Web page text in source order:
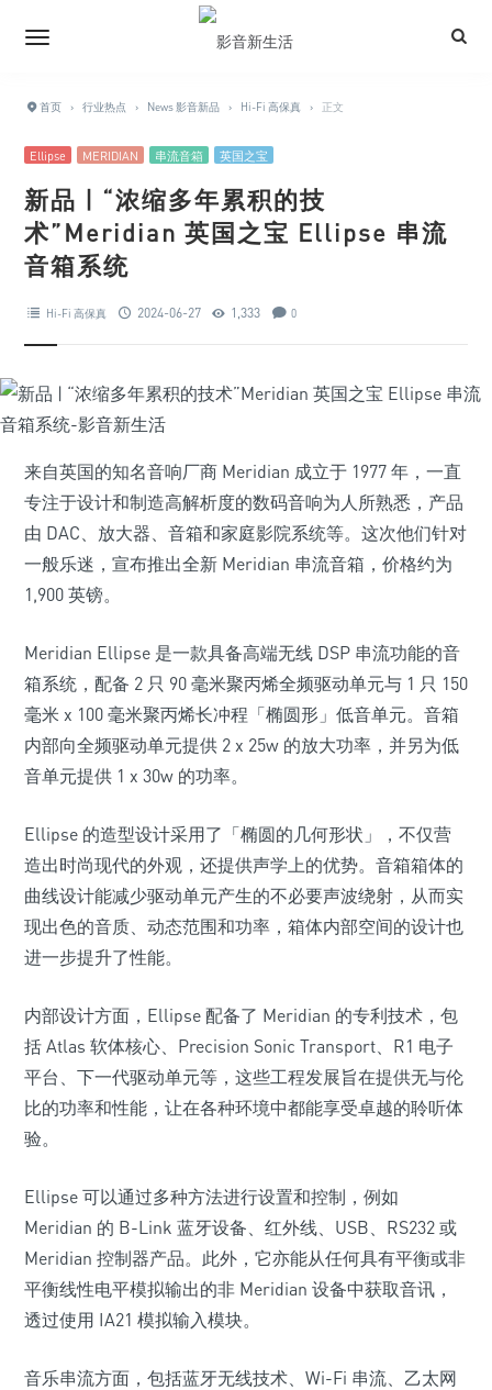
首页 › 行业热点 › News 影音新品 › Hi-Fi 高保真 › 正文
Ellipse MERIDIAN 串流音箱 英国之宝
新品 | “浓缩多年累积的技
术”Meridian 英国之宝 Ellipse 串流
音箱系统
Hi-Fi 高保真 2024-06-27 1,333 0
来自英国的知名音响厂商 Meridian 成立于 1977 年，一直
专注于设计和制造高解析度的数码音响为人所熟悉，产品
由 DAC、放大器、音箱和家庭影院系统等。这次他们针对
一般乐迷，宣布推出全新 Meridian 串流音箱，价格约为
1,900 英镑。
Meridian Ellipse 是一款具备高端无线 DSP 串流功能的音
箱系统，配备 2 只 90 毫米聚丙烯全频驱动单元与 1 只 150
毫米 x 100 毫米聚丙烯长冲程「椭圆形」低音单元。音箱
内部向全频驱动单元提供 2 x 25w 的放大功率，并另为低
音单元提供 1 x 30w 的功率。
Ellipse 的造型设计采用了「椭圆的几何形状」，不仅营
造出时尚现代的外观，还提供声学上的优势。音箱箱体的
曲线设计能减少驱动单元产生的不必要声波绕射，从而实
现出色的音质、动态范围和功率，箱体内部空间的设计也
进一步提升了性能。
内部设计方面，Ellipse 配备了 Meridian 的专利技术，包
括 Atlas 软体核心、Precision Sonic Transport、R1 电子
平台、下一代驱动单元等，这些工程发展旨在提供无与伦
比的功率和性能，让在各种环境中都能享受卓越的聆听体
验。
Ellipse 可以通过多种方法进行设置和控制，例如
Meridian 的 B-Link 蓝牙设备、红外线、USB、RS232 或
Meridian 控制器产品。此外，它亦能从任何具有平衡或非
平衡线性电平模拟输出的非 Meridian 设备中获取音讯，
透过使用 IA21 模拟输入模块。
音乐串流方面，包括蓝牙无线技术、Wi-Fi 串流、乙太网